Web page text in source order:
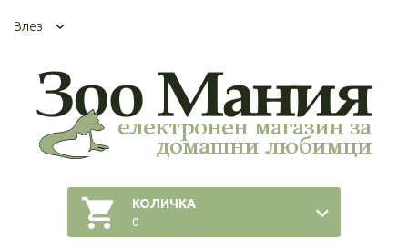
Влез
КОЛИЧКА
0